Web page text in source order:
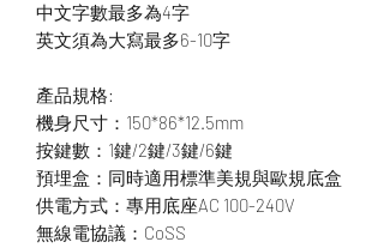
中文字數最多為4字
英文須為大寫最多6-10字
產品規格:
機身尺寸：150*86*12.5mm
按鍵數：1鍵/2鍵/3鍵/6鍵
預埋盒：同時適用標準美規與歐規底盒
供電方式：專用底座AC 100-240V
無線電協議：CoSS